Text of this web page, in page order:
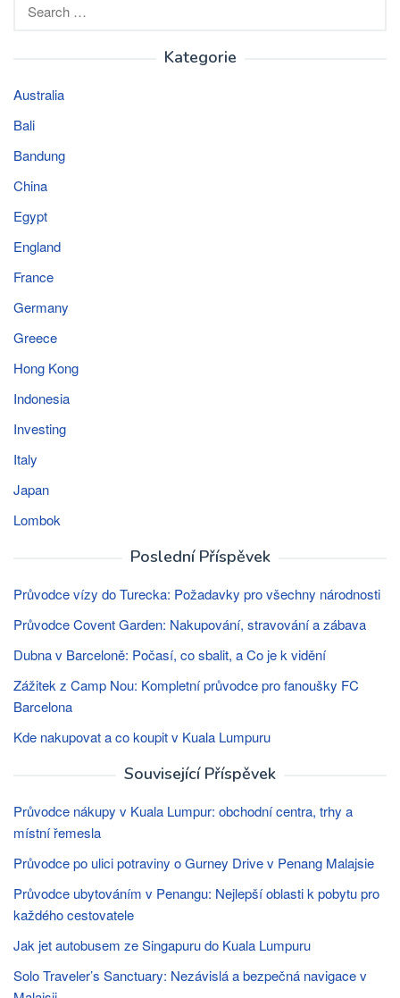
Kategorie
Australia
Bali
Bandung
China
Egypt
England
France
Germany
Greece
Hong Kong
Indonesia
Investing
Italy
Japan
Lombok
Poslední Příspěvek
Průvodce vízy do Turecka: Požadavky pro všechny národnosti
Průvodce Covent Garden: Nakupování, stravování a zábava
Dubna v Barceloně: Počasí, co sbalit, a Co je k vidění
Zážitek z Camp Nou: Kompletní průvodce pro fanoušky FC
Barcelona
Kde nakupovat a co koupit v Kuala Lumpuru
Související Příspěvek
Průvodce nákupy v Kuala Lumpur: obchodní centra, trhy a
místní řemesla
Průvodce po ulici potraviny o Gurney Drive v Penang Malajsie
Průvodce ubytováním v Penangu: Nejlepší oblasti k pobytu pro
každého cestovatele
Jak jet autobusem ze Singapuru do Kuala Lumpuru
Solo Traveler’s Sanctuary: Nezávislá a bezpečná navigace v